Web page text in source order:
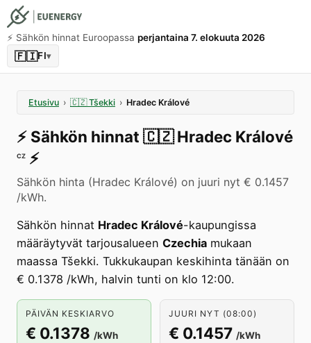
⚡️ Sähkön hinnat Euroopassa perjantaina 7. elokuuta 2026
🇫🇮FI▾
Etusivu › 🇨🇿 Tšekki › Hradec Králové
⚡️ Sähkön hinnat 🇨🇿 Hradec Králové
CZ ⚡️
Sähkön hinta (Hradec Králové) on juuri nyt € 0.1457
/kWh.
Sähkön hinnat Hradec Králové-kaupungissa
määräytyvät tarjousalueen Czechia mukaan
maassa Tšekki. Tukkukaupan keskihinta tänään on
€ 0.1378 /kWh, halvin tunti on klo 12:00.
PÄIVÄN KESKIARVO
€ 0.1378 /kWh
JUURI NYT (08:00)
€ 0.1457 /kWh